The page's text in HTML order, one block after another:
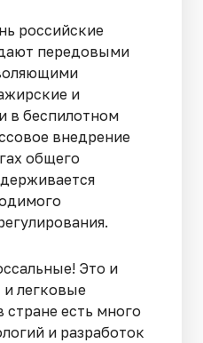
российские
передовыми
и
в беспилотном
внедрение
общего
Это и
легковые
стране есть много
и разработок